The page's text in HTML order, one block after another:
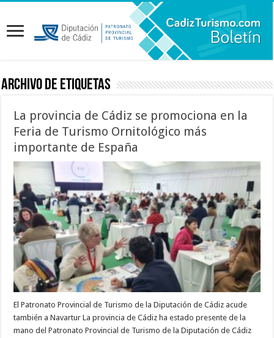
Archivo de etiquetas
La provincia de Cádiz se promociona en la
Feria de Turismo Ornitológico más
importante de España
El Patronato Provincial de Turismo de la Diputación de Cádiz acude
también a Navartur La provincia de Cádiz ha estado presente de la
mano del Patronato Provincial de Turismo de la Diputación de Cádiz